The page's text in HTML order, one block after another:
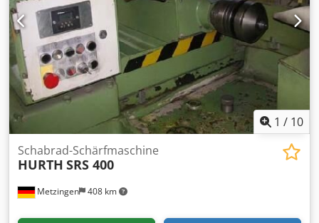
1 / 10
Metzingen 408 km
Schabrad-Schärfmaschine
HURTH SRS 400